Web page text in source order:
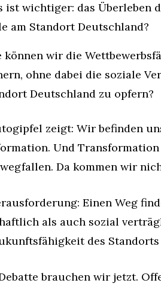
ist wichtiger: das Überleben
am Standort Deutschland?
können wir die
ohne dabei die soziale
Deutschland zu opfern?
zeigt: Wir befinden
Und
Da kommen wir
Einen Weg
als auch sozial
des
brauchen wir jetzt.